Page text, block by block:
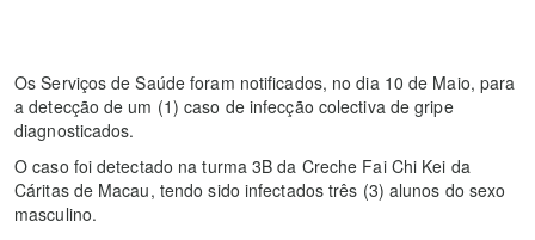
Os Serviços de Saúde foram notificados, no dia 10 de Maio, para
a detecção de um (1) caso de infecção colectiva de gripe
diagnosticados.
O caso foi detectado na turma 3B da Creche Fai Chi Kei da
Cáritas de Macau, tendo sido infectados três (3) alunos do sexo
masculino.